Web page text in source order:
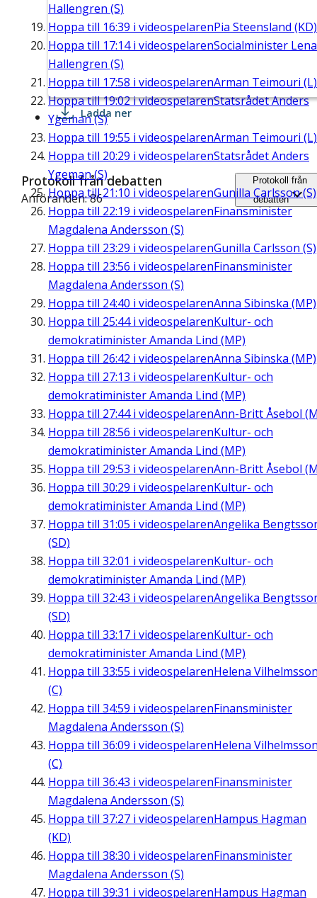
Hallengren (S)
Hoppa till 16:39 i videospelarenPia Steensland (KD)
Hoppa till 17:14i videospelarenSocialminister Lena
Hallengren (S)
Hoppa till 17:58 i videospelarenArman Teimouri (L)
Hoppa till19:02i videospelarenStatsrådet Anders
Ygeman (S)
Hoppa till 19:55 i videospelarenArman Teimouri (L)
Hoppa till 20:29 i videospelarenStatsrådet Anders
Ygeman (S)
Hoppa till21:10 i videospelarenGunilla Carlsson (S)
Hoppa till 22:19 i videospelarenFinansminister
Magdalena Andersson (S)
Hoppa till 23:29 i videospelarenGunilla Carlsson (S)
Hoppa till 23:56 i videospelarenFinansminister
Magdalena Andersson (S)
Hoppa till 24:40 i videospelarenAnna Sibinska (MP)
Hoppa till 25:44i videospelarenKultur- och
demokratiminister Amanda Lind (MP)
Hoppa till 26:42 i videospelarenAnna Sibinska (MP)
Hoppa till 27:13 i videospelarenKultur- och
demokratiminister Amanda Lind (MP)
Hoppa till 27:44i videospelarenAnn-Britt Åsebol
Hoppa till 28:56 i videospelarenKultur- och
demokratiminister Amanda Lind (MP)
Hoppa till 29:53 i videospelarenAnn-Britt Åsebol
Hoppa till 30:29 i videospelarenKultur- och
demokratiminister Amanda Lind (MP)
Hoppa till 31:05 i videospelarenAngelika
(SD)
Hoppa till 32:01 i videospelarenKultur- och
demokratiminister Amanda Lind (MP)
Hoppa till 32:43 i videospelarenAngelika
(SD)
Hoppa till 33:17 i videospelarenKultur- och
demokratiminister Amanda Lind (MP)
Hoppa till 33:55 i videospelarenHelena
(C)
Hoppa till 34:59 i videospelarenFinansminister
Magdalena Andersson (S)
Hoppa till 36:09 i videospelarenHelena
(C)
Hoppa till 36:43 i videospelarenFinansminister
Magdalena Andersson (S)
Hoppa till 37:27 i videospelarenHampus Hagman
(KD)
Hoppa till 38:30 i videospelarenFinansminister
Magdalena Andersson (S)
Hoppa till 39:31 i videospelarenHampus Hagman
Ladda ner
Protokoll från debatten
Anföranden: 86
Protokoll från
debatten